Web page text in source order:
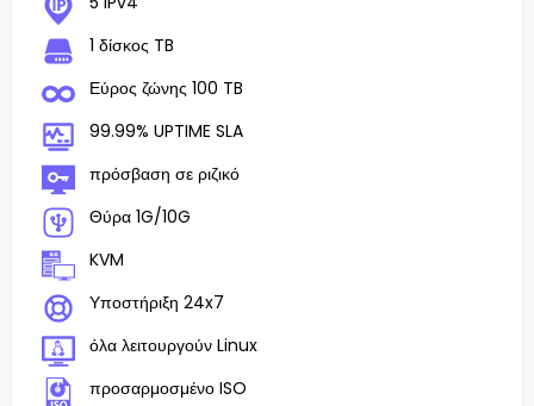
1 δίσκος TB
Εύρος ζώνης 100 TB
99.99% UPTIME SLA
πρόσβαση σε ριζικό
Θύρα 1G/10G
KVM
Υποστήριξη 24x7
όλα λειτουργούν Linux
προσαρμοσμένο ISO